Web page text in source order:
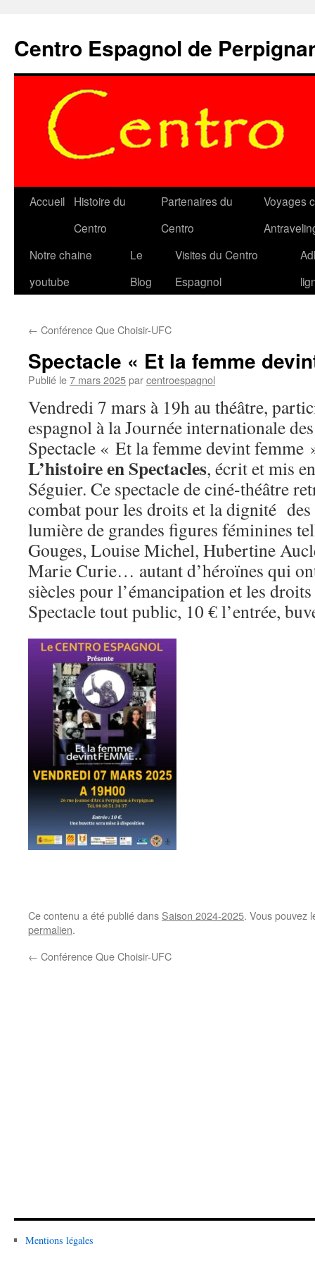
contenu
Centro Espagnol de
Accueil
Histoire du
Centro
Partenaires du
Centro
Voyages
Notre chaine
youtube
Le
Blog
Visites du Centro
Espagnol
← Conférence Que Choisir-UFC
Spectacle « Et la femme
Publié le7 mars 2025parcentroespagnol
Vendredi 7 mars à 19h au théâtre,
espagnol à la Journée internationale
Spectacle « Et la femme devint femme
L’histoire en Spectacles, écrit et mis
Séguier. Ce spectacle de ciné-théâtre
combat pour les droits et la dignité des
lumière de grandes figures féminines
Gouges, Louise Michel, Hubertine
Marie Curie… autant d’héroïnes qui
siècles pour l’émancipation et les
Spectacle tout public, 10 € l’entrée,
Ce contenu a été publié dans Saison 2024-2025. Vous pouvez
permalien.
← Conférence Que Choisir-UFC
Mentions légales